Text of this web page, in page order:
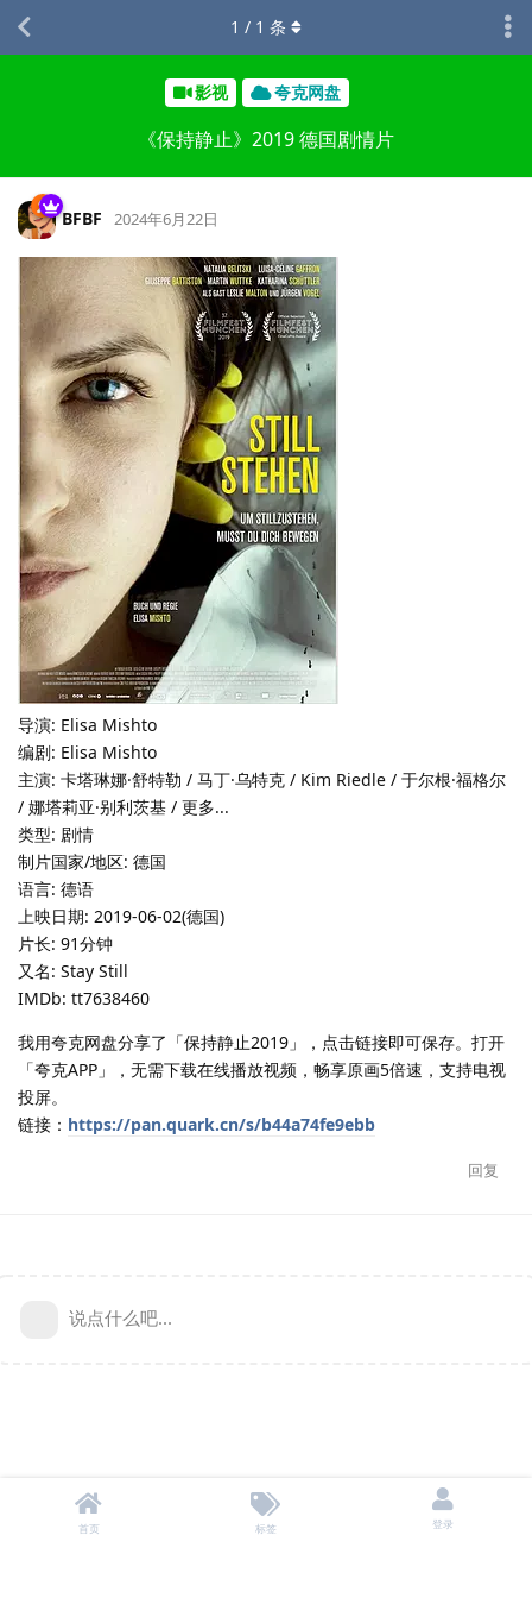
影视 夸克网盘
《保持静止》2019 德国剧情片
1 / 1 条
BFBF 2024年6月22日
导演: Elisa Mishto
编剧: Elisa Mishto
主演: 卡塔琳娜·舒特勒 / 马丁·乌特克 / Kim Riedle / 于尔根·福格尔
/ 娜塔莉亚·别利茨基 / 更多...
类型: 剧情
制片国家/地区: 德国
语言: 德语
上映日期: 2019-06-02(德国)
片长: 91分钟
又名: Stay Still
IMDb: tt7638460
我用夸克网盘分享了「保持静止2019」，点击链接即可保存。打开
「夸克APP」，无需下载在线播放视频，畅享原画5倍速，支持电视
投屏。
链接： https://pan.quark.cn/s/b44a74fe9ebb
回复
说点什么吧...
首页 标签 登录